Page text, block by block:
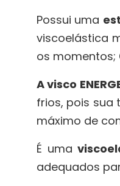
Possui uma
viscoelástica
os momentos;
A visco
frios, pois sua
máximo de
É uma
adequados